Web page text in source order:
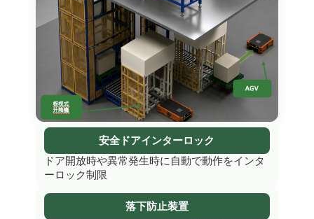
安全ドアインターロック
ドア開放時や異常発生時に自動で動作をインタ
ーロック制限
落下防止装置